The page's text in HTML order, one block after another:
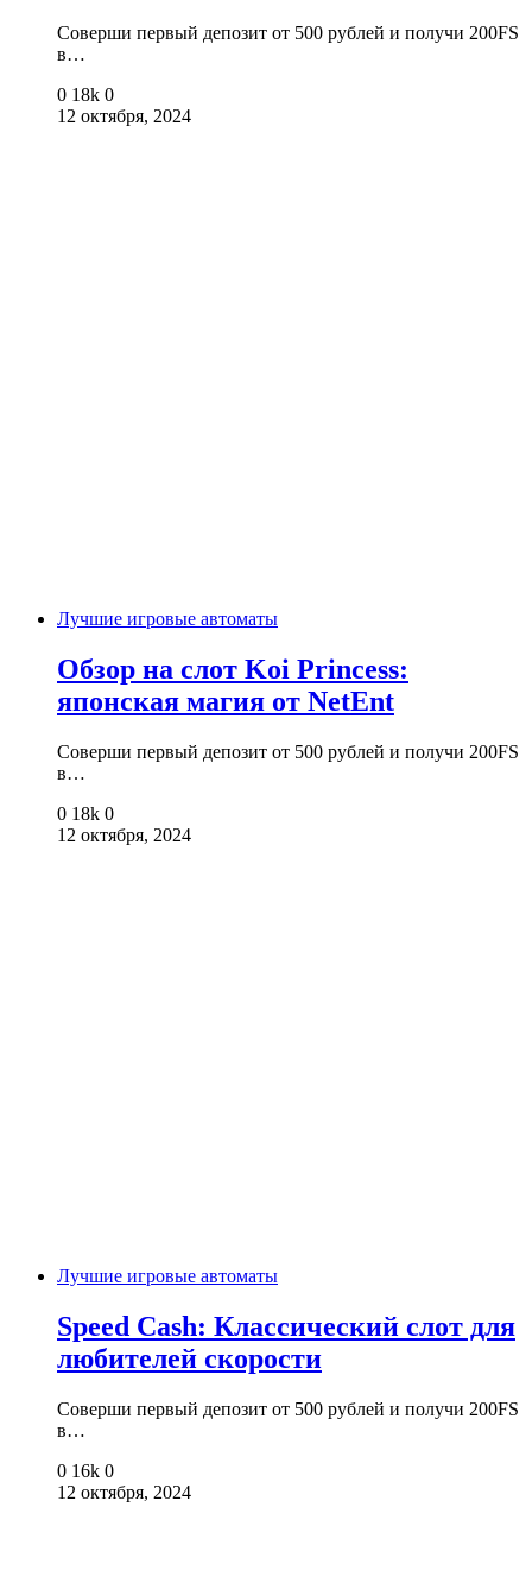
Соверши первый депозит от 500 рублей и получи 200FS
в…
0 18k 0
12 октября, 2024
Лучшие игровые автоматы
Обзор на слот Koi Princess:
японская магия от NetEnt
Соверши первый депозит от 500 рублей и получи 200FS
в…
0 18k 0
12 октября, 2024
Лучшие игровые автоматы
Speed Cash: Классический слот для
любителей скорости
Соверши первый депозит от 500 рублей и получи 200FS
в…
0 16k 0
12 октября, 2024